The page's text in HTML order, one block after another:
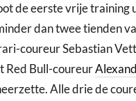
de eerste vrije training
dan twee tienden
coureur Sebastian
Red Bull-coureur
Alle drie de